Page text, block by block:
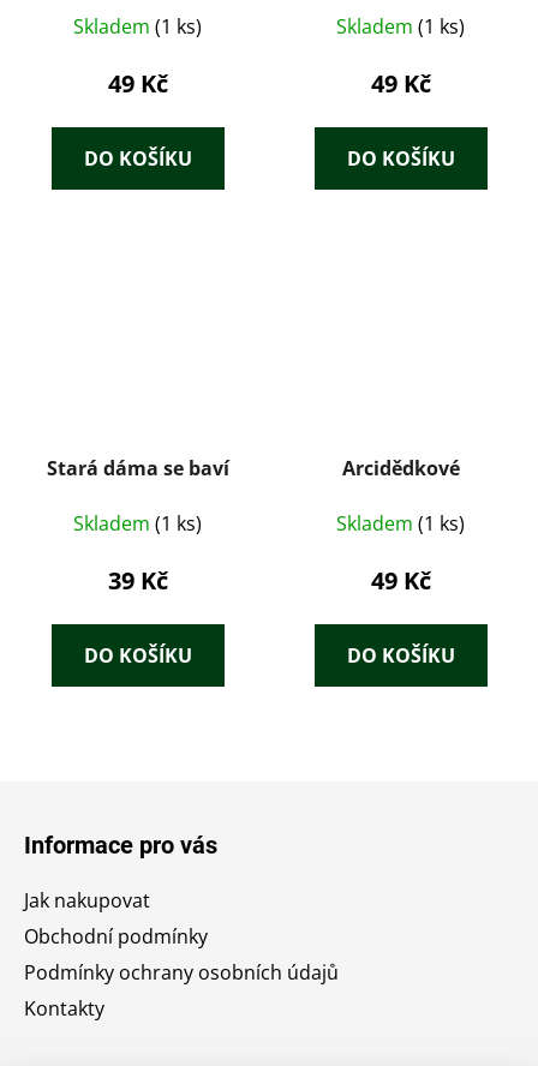
Skladem (1 ks)
49 Kč
DO KOŠÍKU
Skladem (1 ks)
49 Kč
DO KOŠÍKU
Stará dáma se baví
Skladem (1 ks)
39 Kč
DO KOŠÍKU
Arcidědkové
Skladem (1 ks)
49 Kč
DO KOŠÍKU
Informace pro vás
Jak nakupovat
Obchodní podmínky
Podmínky ochrany osobních údajů
Kontakty